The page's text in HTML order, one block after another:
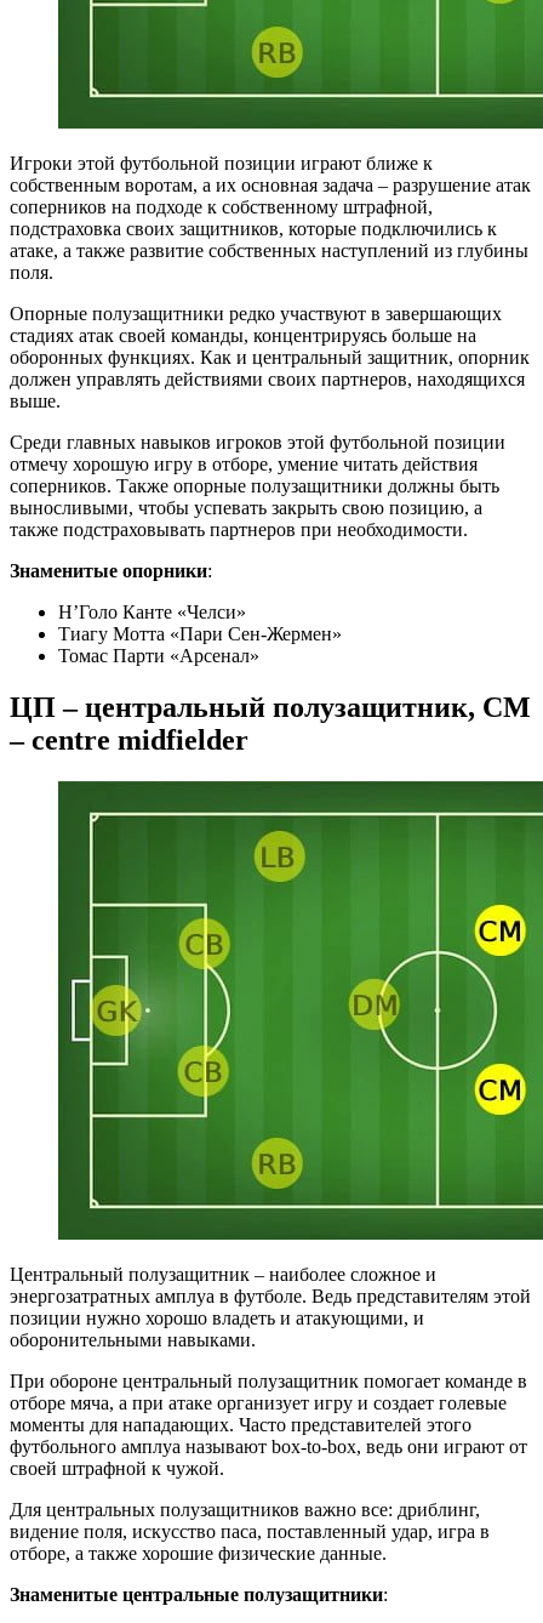
Игроки этой футбольной позиции играют ближе к
собственным воротам, а их основная задача – разрушение атак
соперников на подходе к собственному штрафной,
подстраховка своих защитников, которые подключились к
атаке, а также развитие собственных наступлений из глубины
поля.
Опорные полузащитники редко участвуют в завершающих
стадиях атак своей команды, концентрируясь больше на
оборонных функциях. Как и центральный защитник, опорник
должен управлять действиями своих партнеров, находящихся
выше.
Среди главных навыков игроков этой футбольной позиции
отмечу хорошую игру в отборе, умение читать действия
соперников. Также опорные полузащитники должны быть
выносливыми, чтобы успевать закрыть свою позицию, а
также подстраховывать партнеров при необходимости.
Знаменитые опорники:
Н’Голо Канте «Челси»
Тиагу Мотта «Пари Сен-Жермен»
Томас Парти «Арсенал»
ЦП – центральный полузащитник, CM
– centre midfielder
Центральный полузащитник – наиболее сложное и
энергозатратных амплуа в футболе. Ведь представителям этой
позиции нужно хорошо владеть и атакующими, и
оборонительными навыками.
При обороне центральный полузащитник помогает команде в
отборе мяча, а при атаке организует игру и создает голевые
моменты для нападающих. Часто представителей этого
футбольного амплуа называют box-to-box, ведь они играют от
своей штрафной к чужой.
Для центральных полузащитников важно все: дриблинг,
видение поля, искусство паса, поставленный удар, игра в
отборе, а также хорошие физические данные.
Знаменитые центральные полузащитники: